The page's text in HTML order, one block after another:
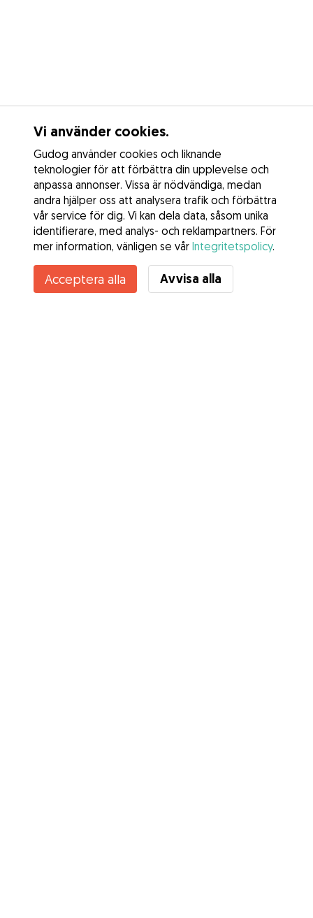
Kontakta Frida
Känner du till Gudogs fördelar? Se mer
Vi använder cookies.
Gudog använder cookies och liknande
teknologier för att förbättra din upplevelse och
anpassa annonser. Vissa är nödvändiga, medan
andra hjälper oss att analysera trafik och förbättra
vår service för dig. Vi kan dela data, såsom unika
identifierare, med analys- och reklampartners. För
mer information, vänligen se vår Integritetspolicy.
Acceptera alla Avvisa alla